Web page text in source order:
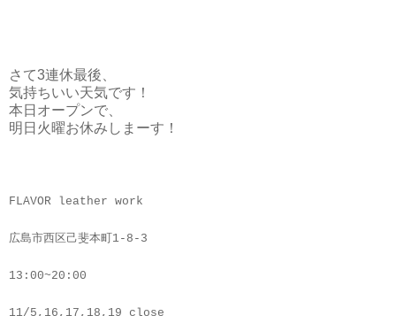
さて3連休最後、
気持ちいい天気です！
本日オープンで、
明日火曜お休みしまーす！
FLAVOR leather work
広島市西区己斐本町1-8-3
13:00~20:00
11/5,16,17,18,19 close